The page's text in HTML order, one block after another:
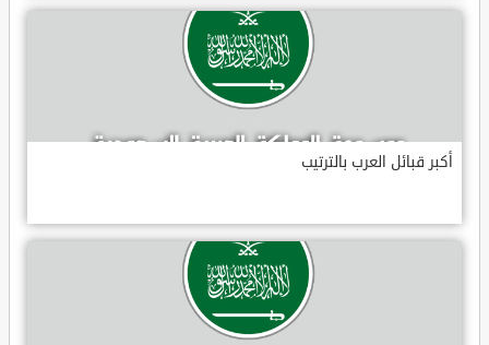
أكبر قبائل العرب بالترتيب